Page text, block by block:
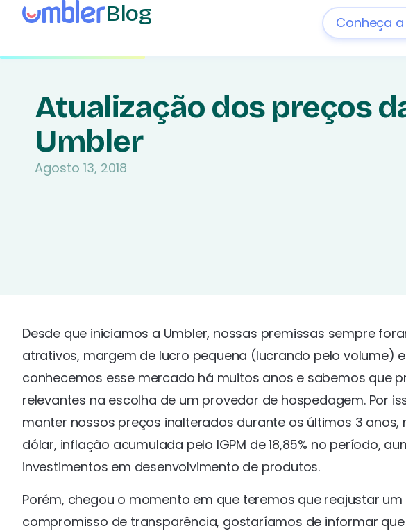
Blog Conheça
Atualização dos preços
Umbler
Agosto 13, 2018
Desde que iniciamos a Umbler, nossas premissas sempre
atrativos, margem de lucro pequena (lucrando pelo volume)
conhecemos esse mercado há muitos anos e sabemos que
relevantes na escolha de um provedor de hospedagem. Por
manter nossos preços inalterados durante os últimos 3
dólar, inflação acumulada pelo IGPM de 18,85% no período,
investimentos em desenvolvimento de produtos.
Porém, chegou o momento em que teremos que reajustar
compromisso de transparência, gostaríamos de informar que